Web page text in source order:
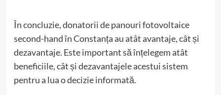
În concluzie, donatorii de panouri fotovoltaice
second-hand în Constanța au atât avantaje, cât și
dezavantaje. Este important să înțelegem atât
beneficiile, cât și dezavantajele acestui sistem
pentru a lua o decizie informată.